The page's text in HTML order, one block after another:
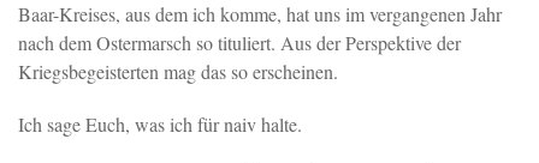
Baar-Kreises, aus dem ich komme, hat uns im vergangenen Jahr
nach dem Ostermarsch so tituliert. Aus der Perspektive der
Kriegsbegeisterten mag das so erscheinen.
Ich sage Euch, was ich für naiv halte.